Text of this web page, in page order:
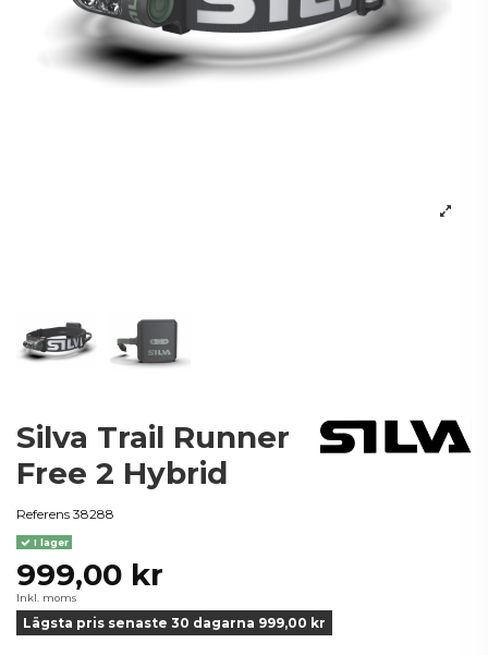
Silva Trail Runner
Free 2 Hybrid
Referens 38288
I lager
999,00 kr
Inkl. moms
Lägsta pris senaste 30 dagarna 999,00 kr